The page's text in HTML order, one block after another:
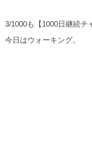
3/1000も【1000日継続チ
今日はウォーキング。